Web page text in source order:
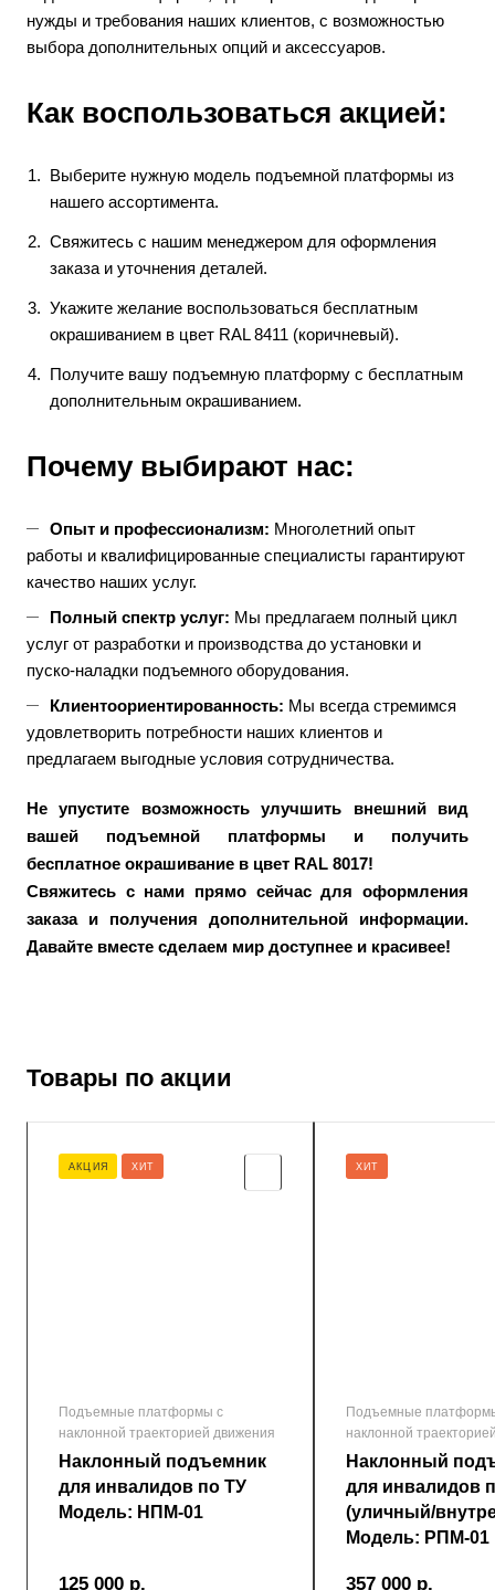
нужды и требования наших клиентов, с возможностью
выбора дополнительных опций и аксессуаров.
Как воспользоваться акцией:
Выберите нужную модель подъемной платформы из
нашего ассортимента.
Свяжитесь с нашим менеджером для оформления
заказа и уточнения деталей.
Укажите желание воспользоваться бесплатным
окрашиванием в цвет RAL 8411 (коричневый).
Получите вашу подъемную платформу с бесплатным
дополнительным окрашиванием.
Почему выбирают нас:
Опыт и профессионализм: Многолетний опыт
работы и квалифицированные специалисты гарантируют
качество наших услуг.
Полный спектр услуг: Мы предлагаем полный цикл
услуг от разработки и производства до установки и
пуско-наладки подъемного оборудования.
Клиентоориентированность: Мы всегда стремимся
удовлетворить потребности наших клиентов и
предлагаем выгодные условия сотрудничества.
Не упустите возможность улучшить внешний вид
вашей подъемной платформы и получить
бесплатное окрашивание в цвет RAL 8017!
Свяжитесь с нами прямо сейчас для оформления
заказа и получения дополнительной информации.
Давайте вместе сделаем мир доступнее и красивее!
Товары по акции
АКЦИЯ ХИТ
Подъемные платформы с
наклонной траекторией движения
Наклонный подъемник
для инвалидов по ТУ
Модель: НПМ-01
125 000 р.
ХИТ
Подъемные
наклонной
Наклонный
для инвалидов
(уличный/
Модель: РПМ-01
357 000 р.